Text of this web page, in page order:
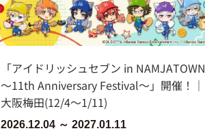
「アイドリッシュセブン in NAMJATOWN
～11th Anniversary Festival～」開催！｜
大阪梅田(12/4～1/11)
2026.12.04 ～ 2027.01.11